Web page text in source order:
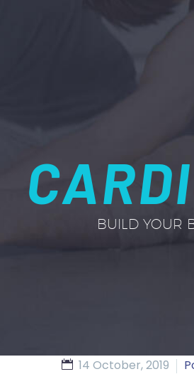
BUILD YOUR
14 October, 2019